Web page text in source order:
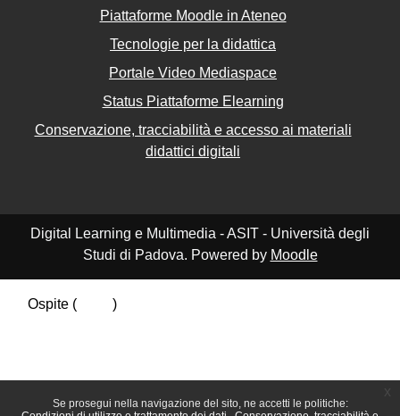
Se prosegui nella navigazione del sito, ne accetti le politiche:
Piattaforme Moodle in Ateneo
Tecnologie per la didattica
Portale Video Mediaspace
Status Piattaforme Elearning
Conservazione, tracciabilità e accesso ai materiali
didattici digitali
Digital Learning e Multimedia - ASIT - Università degli
Studi di Padova. Powered by Moodle
Ospite (
)